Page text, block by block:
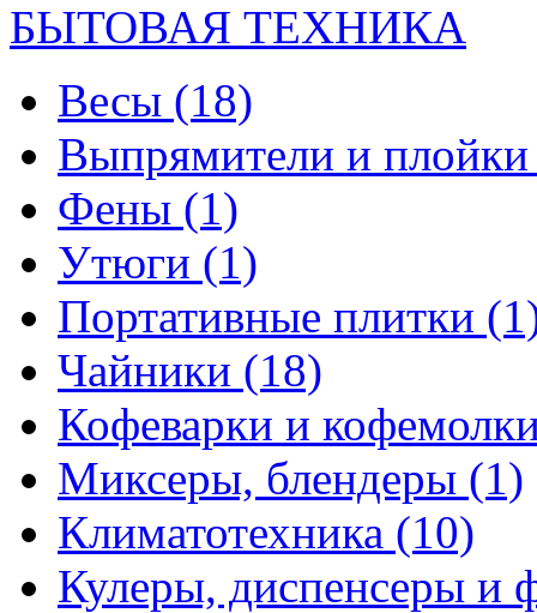
БЫТОВАЯ ТЕХНИКА
Весы (18)
Выпрямители и
Фены (1)
Утюги (1)
Портативные плитки
Чайники (18)
Кофеварки и
Миксеры, блендеры (1)
Климатотехника (10)
Кулеры, диспенсеры и